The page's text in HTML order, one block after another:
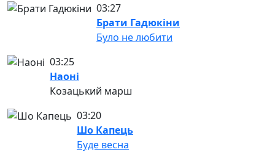
03:27
Брати Гадюкіни
Було не любити
03:25
Наоні
Козацький марш
03:20
Шо Капець
Буде весна